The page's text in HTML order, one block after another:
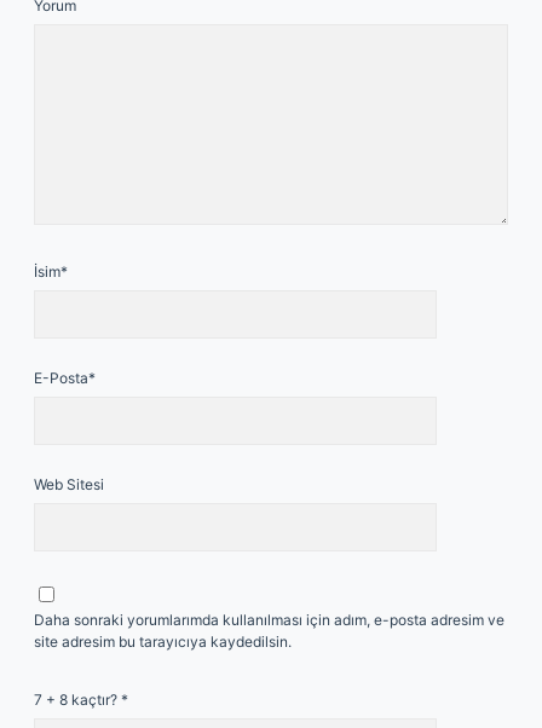
Yorum
İsim*
E-Posta*
Web Sitesi
Daha sonraki yorumlarımda kullanılması için adım, e-posta adresim ve
site adresim bu tarayıcıya kaydedilsin.
7 + 8 kaçtır? *